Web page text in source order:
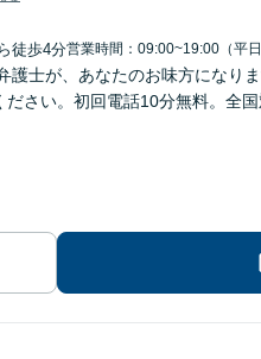
徒歩4分営業時間：09:00~19:00（平日
護士が、あなたのお味方になり
さい。初回電話10分無料。全